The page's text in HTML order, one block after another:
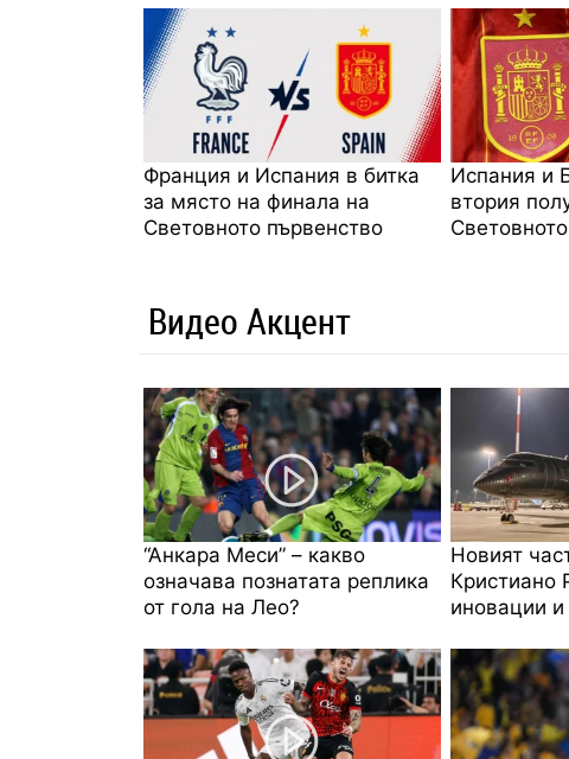
Франция и Испания в битка
за място на финала на
Световното първенство
Испания и
втория
Видео Акцент
“Анкара Меси” – какво
означава познатата реплика
от гола на Лео?
Новият
Кристиано
иновации и